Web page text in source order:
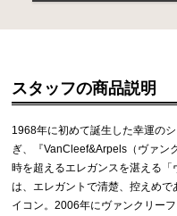
スタッフの商品説明
1968年に初めて誕生した幸運の
ぎ、『VanCleef&Arpels（ヴァン
時を超えるエレガンスを湛える
は、エレガントで清楚、控えめ
イコン。2006年にヴァンクリー